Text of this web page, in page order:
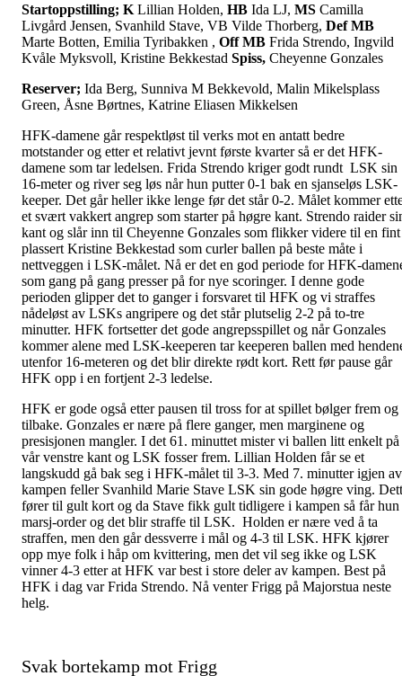
Startoppstilling; K Lillian Holden, HB Ida LJ, MS Camilla
Livgård Jensen, Svanhild Stave, VB Vilde Thorberg, Def MB
Marte Botten, Emilia Tyribakken , Off MB Frida Strendo, Ingvild
Kvåle Myksvoll, Kristine Bekkestad Spiss, Cheyenne Gonzales
Reserver; Ida Berg, Sunniva M Bekkevold, Malin Mikelsplass
Green, Åsne Børtnes, Katrine Eliasen Mikkelsen
HFK-damene går respektløst til verks mot en antatt bedre
motstander og etter et relativt jevnt første kvarter så er det HFK-
damene som tar ledelsen. Frida Strendo kriger godt rundt LSK sin
16-meter og river seg løs når hun putter 0-1 bak en sjanseløs LSK-
keeper. Det går heller ikke lenge før det står 0-2. Målet kommer
et svært vakkert angrep som starter på høgre kant. Strendo raider
kant og slår inn til Cheyenne Gonzales som flikker videre til en fint
plassert Kristine Bekkestad som curler ballen på beste måte i
nettveggen i LSK-målet. Nå er det en god periode for HFK-
som gang på gang presser på for nye scoringer. I denne gode
perioden glipper det to ganger i forsvaret til HFK og vi straffes
nådeløst av LSKs angripere og det står plutselig 2-2 på to-tre
minutter. HFK fortsetter det gode angrepsspillet og når Gonzales
kommer alene med LSK-keeperen tar keeperen ballen med
utenfor 16-meteren og det blir direkte rødt kort. Rett før pause går
HFK opp i en fortjent 2-3 ledelse.
HFK er gode også etter pausen til tross for at spillet bølger frem og
tilbake. Gonzales er nære på flere ganger, men marginene og
presisjonen mangler. I det 61. minuttet mister vi ballen litt enkelt på
vår venstre kant og LSK fosser frem. Lillian Holden får se et
langskudd gå bak seg i HFK-målet til 3-3. Med 7. minutter igjen av
kampen feller Svanhild Marie Stave LSK sin gode høgre ving.
fører til gult kort og da Stave fikk gult tidligere i kampen så får hun
marsj-order og det blir straffe til LSK. Holden er nære ved å ta
straffen, men den går dessverre i mål og 4-3 til LSK. HFK kjører
opp mye folk i håp om kvittering, men det vil seg ikke og LSK
vinner 4-3 etter at HFK var best i store deler av kampen. Best på
HFK i dag var Frida Strendo. Nå venter Frigg på Majorstua neste
helg.
Svak bortekamp mot Frigg